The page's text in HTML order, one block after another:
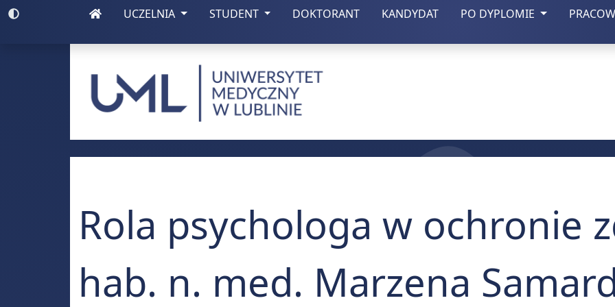
Włącz wysoki kontrast UCZELNIA STUDENT DOKTORANT(otwiera się w nowej zakładce)
KANDYDAT(otwiera się w nowej zakładce)
PO DYPLOMIE
(otwiera się w nowej zakładce)
(otwiera się w nowej zakładce)
Uniwersytet Medyczny w Lublinie
Rola psychologa w ochronie
hab. n. med. Marzena